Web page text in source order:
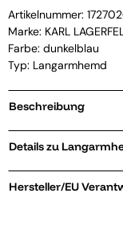
Artikelnummer:
Marke: KARL
Farbe: dunkelblau
Typ: Langarmhemd
Beschreibung
Hersteller/EU